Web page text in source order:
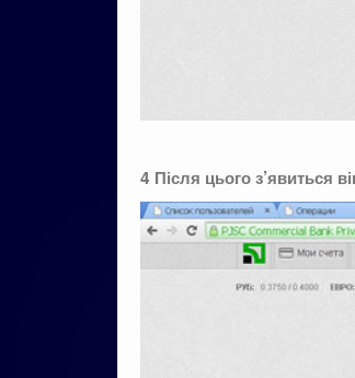
4 Після цього з’явиться